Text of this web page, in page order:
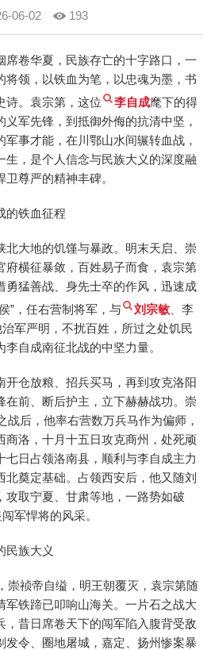
06-02 193
席卷华夏，民族存亡的十字路口，一
将领，以铁血为笔，以忠魂为墨，书
诗。袁宗第，这位
李自成麾下的得
军先锋，到抵御外侮的抗清中坚，
事才能，在川鄂山水间辗转血战，
生，是个人信念与民族大义的深度融
尊严的精神丰碑。
的铁血征程
北大地的饥馑与暴政。明末天启、崇
府横征暴敛，百姓易子而食，袁宗第
勇猛善战、身先士卒的作风，迅速成
”，任右营制将军，与
刘宗敏 、李
军严明，不扰百姓，所过之处饥民
自成南征北战的中坚力量。
开仓放粮、招兵买马，再到攻克洛阳
在前、断后护主，立下赫赫战功。崇
战后，他率右营数万兵马作为偏师，
商洛，十月十五日攻克商州，处死顽
七日占领洛南县，顺利与李自成主力
奠定基础。占领西安后，他又随刘
攻取宁夏、甘肃等地，一路势如破
军悍将的风采。
民族大义
崇祯帝自缢，明王朝覆灭，袁宗第随
军铁蹄已叩响山海关。一片石之战大
，昔日席卷天下的闯军陷入腹背受敌
发令、圈地屠城，嘉定、扬州惨案暴